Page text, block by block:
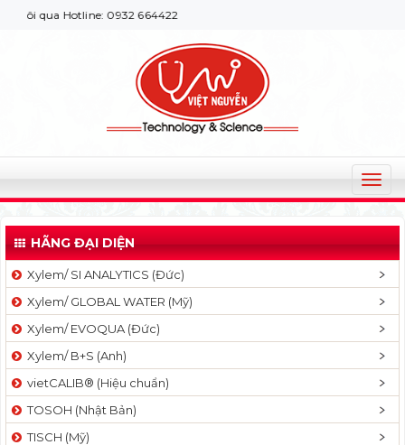
qua Hotline: 0932 664422
T
o
g
l
v
a
t
HÃNG ĐẠI DIỆN
Xylem/ SI ANALYTICS (Đức)
Xylem/ GLOBAL WATER (Mỹ)
Xylem/ EVOQUA (Đức)
Xylem/ B+S (Anh)
vietCALIB® (Hiệu chuẩn)
TOSOH (Nhật Bản)
TISCH (Mỹ)